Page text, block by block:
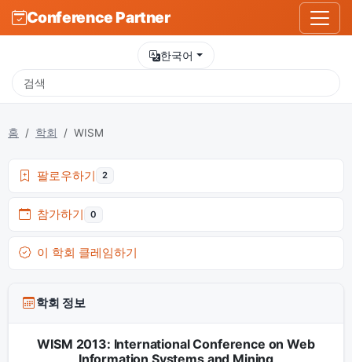
Conference Partner
한국어
홈 학회 WISM
팔로우하기 2
참가하기 0
이 학회 클레임하기
학회 정보
WISM 2013: International Conference on Web